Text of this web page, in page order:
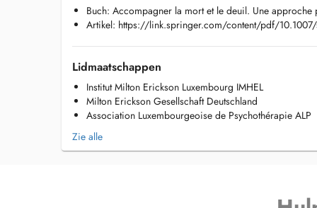
Referentin bei der DSO (Deutsche Stiftung
Organspende und zur Angehörigenbetreuung
Kongressbeiträge zur Energetischen Psychologie:
Autorin:
Buch: Accompagner la mort et le deuil. Une approche
Artikel: https://link.springer.com/content/pdf/10.1007/
Buch: Accompagner la mort et le deuil. Une
Artikel: https://link.springer.com/content/pdf/10.1007/
Lidmaatschappen
Institut Milton Erickson Luxembourg IMHEL
Milton Erickson Gesellschaft Deutschland
Association Luxembourgeoise de Psychothérapie ALP
Zie alle